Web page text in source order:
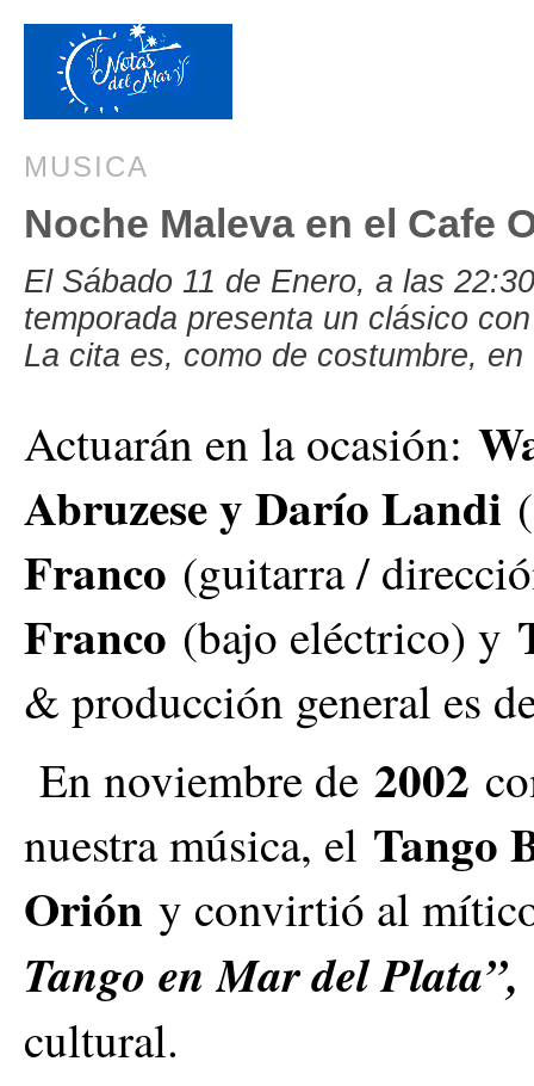
MUSICA
Noche Maleva en el Cafe
El Sábado 11 de Enero, a las
temporada presenta un clásico
La cita es, como de costumbre,
Actuarán en la ocasión:
Abruzese y Darío Landi
Franco (guitarra /
Franco (bajo eléctrico) y
& producción general es
En noviembre de 2002
nuestra música, el Tango
Orión y convirtió al
Tango en Mar del Plata”,
cultural.